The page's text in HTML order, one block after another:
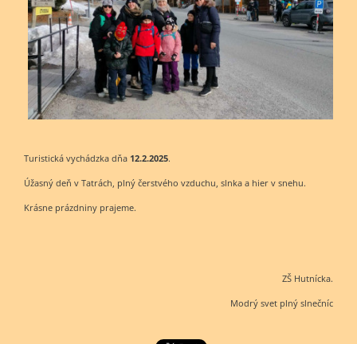
Turistická vychádzka dňa 12.2.2025.
Úžasný deň v Tatrách, plný čerstvého vzduchu, slnka a hier v snehu.
Krásne prázdniny prajeme.
ZŠ Hutnícka.
Modrý svet plný slnečníc